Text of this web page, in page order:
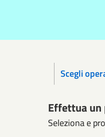
Scegli
Effettua un
Seleziona e